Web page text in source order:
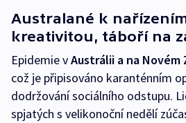
Australané k
kreativitou, táboří na
Epidemie vAustrálii a na Novém
což je připisováno karanténním
dodržování sociálního odstupu.
spjatých s velikonoční nedělí